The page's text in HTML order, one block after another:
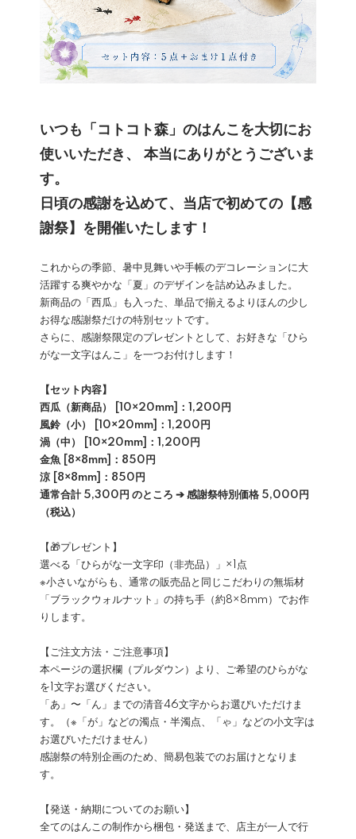
いつも「コトコト森」のはんこを大切にお
使いいただき、 本当にありがとうございま
す。
日頃の感謝を込めて、当店で初めての【感
謝祭】を開催いたします！
これからの季節、暑中見舞いや手帳のデコレーションに大
活躍する爽やかな「夏」のデザインを詰め込みました。
新商品の「西瓜」も入った、単品で揃えるよりほんの少し
お得な感謝祭だけの特別セットです。
さらに、感謝祭限定のプレゼントとして、お好きな「ひら
がな一文字はんこ」を一つお付けします！
【セット内容】
西瓜（新商品） [10×20mm]：1,200円
風鈴（小） [10×20mm]：1,200円
渦（中） [10×20mm]：1,200円
金魚 [8×8mm]：850円
涼 [8×8mm]：850円
通常合計 5,300円 のところ ➔ 感謝祭特別価格 5,000円
（税込）
【🎁プレゼント】
選べる「ひらがな一文字印（非売品）」×1点
※小さいながらも、通常の販売品と同じこだわりの無垢材
「ブラックウォルナット」の持ち手（約8×8mm）でお作
りします。
【ご注文方法・ご注意事項】
本ページの選択欄（プルダウン）より、ご希望のひらがな
を1文字お選びください。
「あ」〜「ん」までの清音46文字からお選びいただけま
す。（※「が」などの濁点・半濁点、「ゃ」などの小文字は
お選びいただけません）
感謝祭の特別企画のため、簡易包装でのお届けとなりま
す。
【発送・納期についてのお願い】
全てのはんこの制作から梱包・発送まで、店主が一人で行